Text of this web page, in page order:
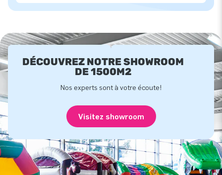
DÉCOUVREZ NOTRE SHOWROOM
DE 1500M2
Nos experts sont à votre écoute!
Visitez showroom